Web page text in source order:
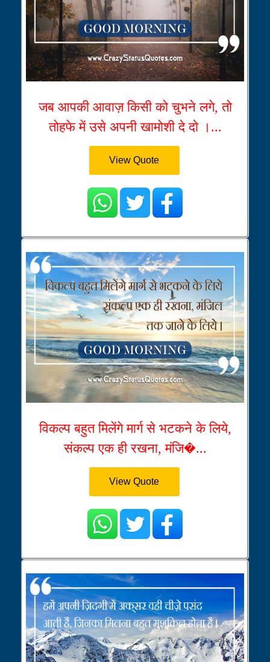
जब आपकी आवाज़ किसी को चुभने लगे, तो
तोहफे में उसे अपनी खामोशी दे दो ।...
View Quote
विकल्प बहुत मिलेंगे मार्ग से भटकने के लिये,
संकल्प एक ही रखना, मंजि�...
View Quote